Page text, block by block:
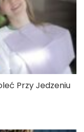
Przy Jedzeniu